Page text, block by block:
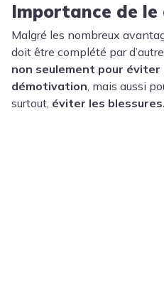
Importance de le
Malgré les nombreux
doit être complété par
non seulement pour éviter
démotivation, mais aussi
surtout, éviter les blessures.